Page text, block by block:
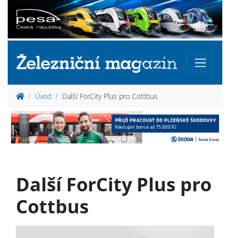
Úvod Další ForCity Plus pro Cottbus
Další ForCity Plus pro
Cottbus